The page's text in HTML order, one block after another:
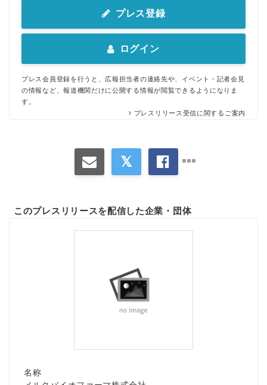
プレス登録
ログイン
プレス会員登録を行うと、広報担当者の連絡先や、イベント・記者会見
の情報など、報道機関だけに公開する情報が閲覧できるようになりま
す。
プレスリリース受信に関するご案内
このプレスリリースを配信した企業・団体
名称